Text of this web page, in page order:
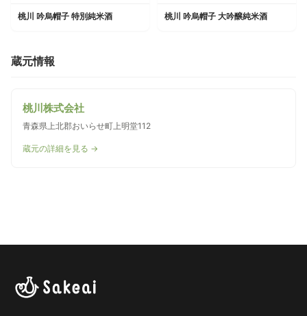
桃川 吟烏帽子 特別純米酒 桃川 吟烏帽子 大吟醸純米酒
蔵元情報
桃川株式会社
青森県上北郡おいらせ町上明堂112
蔵元の詳細を見る →